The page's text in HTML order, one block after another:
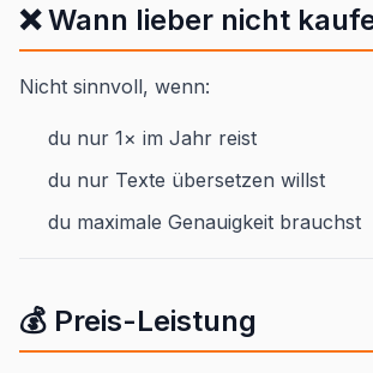
❌ Wann lieber nicht
Nicht sinnvoll, wenn:
du nur 1× im Jahr reist
du nur Texte übersetzen willst
du maximale Genauigkeit brauchst
💰 Preis-Leistung